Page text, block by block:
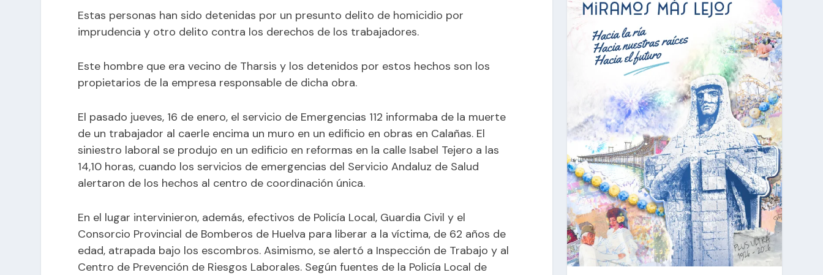
Estas personas han sido detenidas por un presunto delito de homicidio por
imprudencia y otro delito contra los derechos de los trabajadores.
Este hombre que era vecino de Tharsis y los detenidos por estos hechos son los
propietarios de la empresa responsable de dicha obra.
El pasado jueves, 16 de enero, el servicio de Emergencias 112 informaba de la muerte
de un trabajador al caerle encima un muro en un edificio en obras en Calañas. El
siniestro laboral se produjo en un edificio en reformas en la calle Isabel Tejero a las
14,10 horas, cuando los servicios de emergencias del Servicio Andaluz de Salud
alertaron de los hechos al centro de coordinación única.
En el lugar intervinieron, además, efectivos de Policía Local, Guardia Civil y el
Consorcio Provincial de Bomberos de Huelva para liberar a la víctima, de 62 años de
edad, atrapada bajo los escombros. Asimismo, se alertó a Inspección de Trabajo y al
Centro de Prevención de Riesgos Laborales. Según fuentes de la Policía Local de